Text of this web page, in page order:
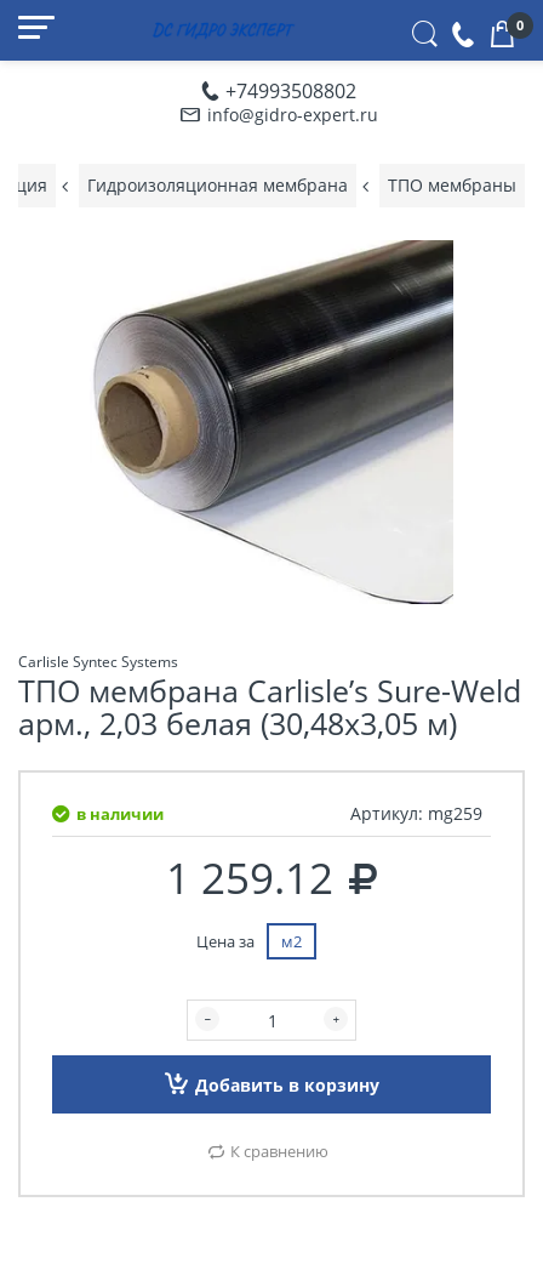
+74993508802
info@gidro-expert.ru
0
Гидроизоляционная мембрана ТПО мембраны
Carlisle Syntec Systems
ТПО мембрана Carlisle’s Sure-Weld
арм., 2,03 белая (30,48х3,05 м)
в наличии Артикул: mg259
1 259.12
Цена за м2
Добавить в корзину
К сравнению